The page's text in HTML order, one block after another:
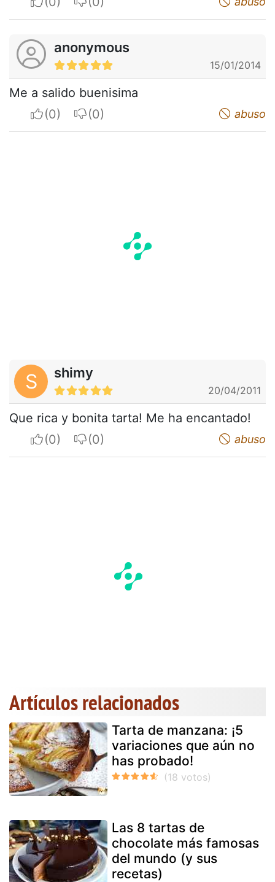
anonymous
15/01/2014
Me a salido buenisima
I apreciateI do not appreciate abuso
S shimy
20/04/2011
Que rica y bonita tarta! Me ha encantado!
I apreciateI do not appreciate abuso
Artículos relacionados
Tarta de manzana: ¡5
variaciones que aún no
has probado!
Las 8 tartas de
chocolate más famosas
del mundo (y sus
recetas)